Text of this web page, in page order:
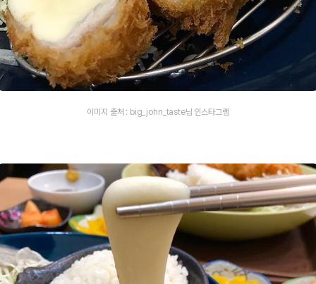
이미지 출처 : big_john_taste님 인스타그램